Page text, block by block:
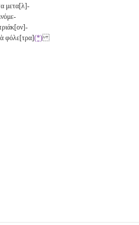
μετα[λ]-
φόλε[τρα](*)